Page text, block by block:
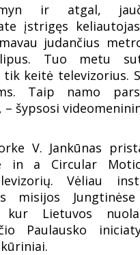
ir atgal,
įstrigęs
judančius
Tuo metu
keitė televizorius.
Taip namo
– šypsosi
V. Jankūnas
in a Circular
Vėliau
misijos
kur Lietuvos
Paulausko